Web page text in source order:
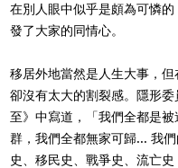
在別人眼中似乎是頗為可憐
發了大家的同情心。
移居外地當然是人生大事，但
卻沒有太大的割裂感。隱形
至》中寫道，「我們全都是
群，我們全都無家可歸... 我
史、移民史、戰爭史、流亡